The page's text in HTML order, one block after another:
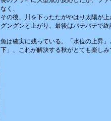
なく、
その後、川を下ったたがやはり太陽が
グングンと上がり、最後はバテバテで
魚は確実に残っている。「水位の上昇
下」、これが解決する秋がとても楽しみ